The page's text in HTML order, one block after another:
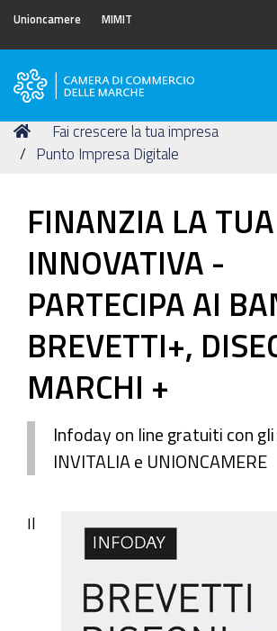
Unioncamere MIMIT
Camera
Commercio
delle
Tu
sei
Home
Fai crescere la tua impresa
Punto Impresa Digitale
FINANZIA LA
INNOVATIVA -
PARTECIPA AI
BREVETTI+,
MARCHI +
Infoday on line gratuiti con
INVITALIA e UNIONCAMERE
Il